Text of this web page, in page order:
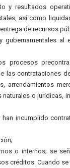
y resultados
así como
de recursos
al
procesos
las contrataciones
arrendamientos
o jurídicas,
incumplido
o internos; se
créditos. Cuando se